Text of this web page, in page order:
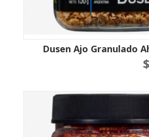
Dusen Ajo Granulado
$